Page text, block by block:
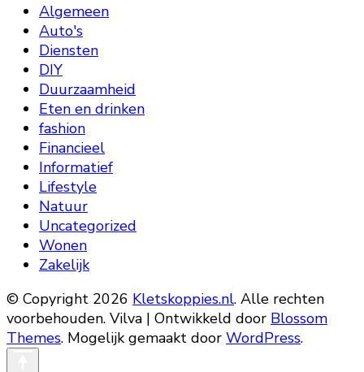
Algemeen
Auto's
Diensten
DIY
Duurzaamheid
Eten en drinken
fashion
Financieel
Informatief
Lifestyle
Natuur
Uncategorized
Wonen
Zakelijk
© Copyright 2026 Kletskoppies.nl. Alle rechten
voorbehouden. Vilva | Ontwikkeld door Blossom
Themes. Mogelijk gemaakt door WordPress.